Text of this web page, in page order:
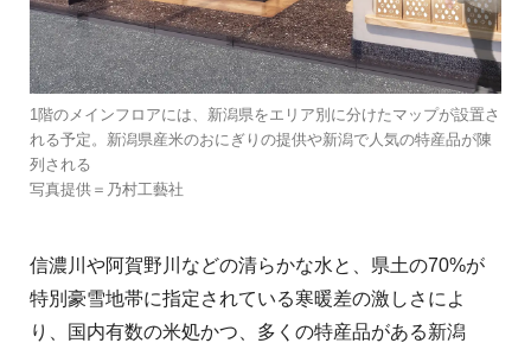
1階のメインフロアには、新潟県をエリア別に分けたマップが設置さ
れる予定。新潟県産米のおにぎりの提供や新潟で人気の特産品が陳
列される
写真提供＝乃村工藝社
信濃川や阿賀野川などの清らかな水と、県土の70%が
特別豪雪地帯に指定されている寒暖差の激しさによ
り、国内有数の米処かつ、多くの特産品がある新潟